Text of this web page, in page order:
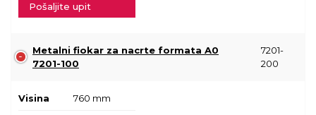
Pošaljite upit
Metalni fiokar za nacrte formata A0
7201-100
7201-
200
Visina 760 mm